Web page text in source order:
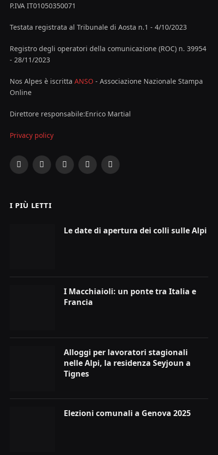
P.IVA IT01050350071
Testata registrata al Tribunale di Aosta n.1 - 4/10/2023
Registro degli operatori della comunicazione (ROC) n. 39954
- 28/11/2023
Nos Alpes è iscritta ANSO - Associazione Nazionale Stampa
Online
Direttore responsabile:Enrico Martial
Privacy policy
Facebook
X
InstagramYouTubeLinkedIn
I PIÙ LETTI
Le date di apertura dei colli sulle Alpi
I Macchiaioli: un ponte tra Italia e
Francia
Alloggi per lavoratori stagionali
nelle Alpi, la residenza Seyjoun a
Tignes
Elezioni comunali a Genova 2025